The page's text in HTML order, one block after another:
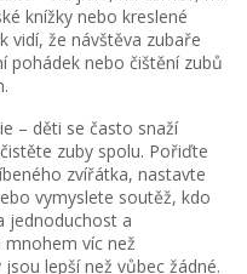
knížky nebo kreslené
vidí, že návštěva zubaře
pohádek nebo čištění zubů
– děti se často snaží
zuby spolu. Pořiďte
zvířátka, nastavte
vymyslete soutěž, kdo
jednoduchost a
víc než
lepší než vůbec žádné.